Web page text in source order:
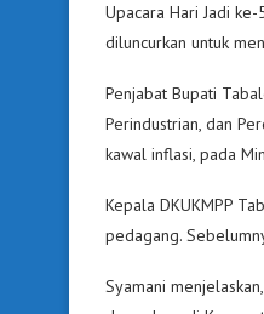
Upacara Hari Jadi
diluncurkan untuk
Penjabat Bupati
Perindustrian, dan
kawal inflasi, pada
Kepala DKUKMPP
pedagang.
Syamani